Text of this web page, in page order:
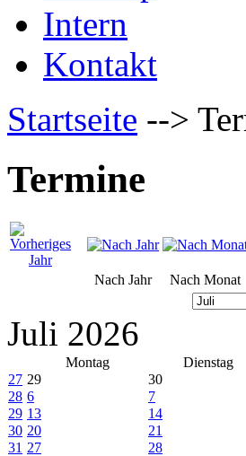
Intern
Kontakt
Startseite -->
Termine
Nach Jahr Nach Monat
Juli 2026
Montag Dienstag
27 29 30
28 6 7
29 13 14
30 20 21
31 27 28